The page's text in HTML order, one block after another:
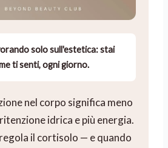
solo sull'estetica: stai
ti senti, ogni giorno.
nel corpo significa meno
idrica e più energia.
il cortisolo — e quando